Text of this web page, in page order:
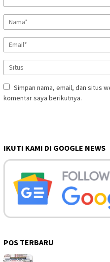
Simpan nama, email, dan situs
komentar saya berikutnya.
IKUTI KAMI DI GOOGLE NEWS
POS TERBARU